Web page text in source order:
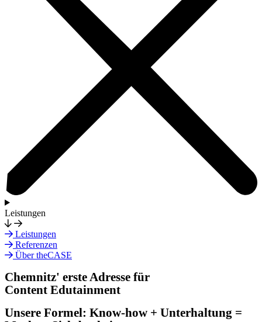
Leistungen
Leistungen
Referenzen
Über theCASE
Chemnitz' erste Adresse für
Content Edutainment
Unsere Formel: Know-how + Unterhaltung =